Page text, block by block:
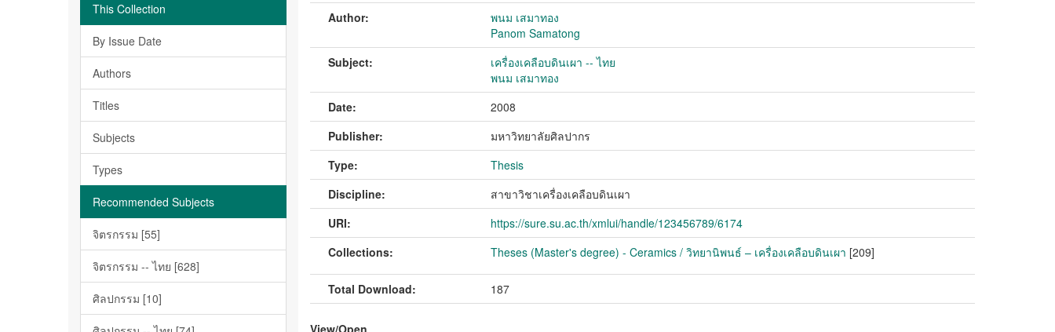
This Collection
By Issue Date
Authors
Titles
Subjects
Types
Recommended Subjects
จิตรกรรม [55]
จิตรกรรม -- ไทย [628]
ศิลปกรรม [10]
Author:
พนม เสมาทอง
Panom Samatong
Subject:
เครื่องเคลือบดินเผา -- ไทย
พนม เสมาทอง
Date:
2008
Publisher:
มหาวิทยาลัยศิลปากร
Type:
Thesis
Discipline:
สาขาวิชาเครื่องเคลือบดินเผา
URI:
https://sure.su.ac.th/xmlui/handle/123456789/6174
Collections:
Theses (Master's degree) - Ceramics / วิทยานิพนธ์ – เครื่องเคลือบดินเผา [209]
Total Download: 187
View/Open